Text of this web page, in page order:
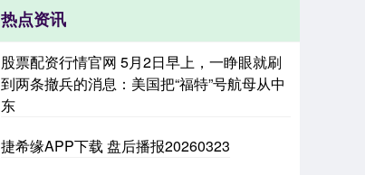
热点资讯
股票配资行情官网 5月2日早上，一睁眼就刷
到两条撤兵的消息：美国把“福特”号航母从中
东
捷希缘APP下载 盘后播报20260323